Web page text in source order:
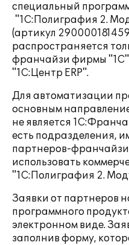
специальный
"1С:Полиграфия 2.
(артикул
распространяется
франчайзи фирмы
"1С:Центр ERP".
Для автоматизации
основным
не является
есть подразделения,
партнеров-
использовать
"1С:Полиграфия 2.
Заявки от партнеров
программного
электронном виде.
заполнив форму,